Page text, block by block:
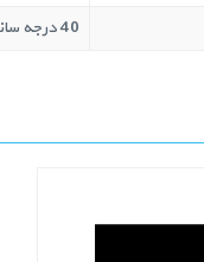
40 درجه سانتیگراد